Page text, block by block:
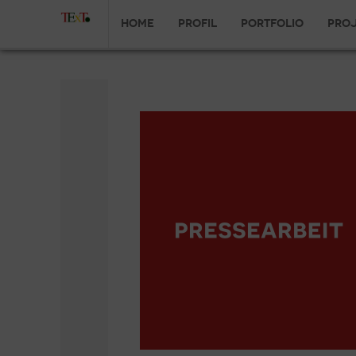
Home Profil Portfolio